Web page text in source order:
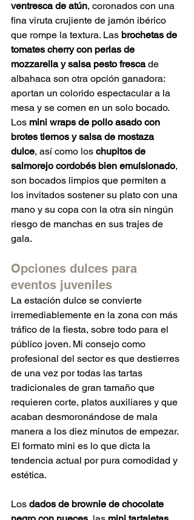
ventresca de atún, coronados con una
fina viruta crujiente de jamón ibérico
que rompe la textura. Las brochetas de
tomates cherry con perlas de
mozzarella y salsa pesto fresca de
albahaca son otra opción ganadora:
aportan un colorido espectacular a la
mesa y se comen en un solo bocado.
Los mini wraps de pollo asado con
brotes tiernos y salsa de mostaza
dulce, así como los chupitos de
salmorejo cordobés bien emulsionado,
son bocados limpios que permiten a
los invitados sostener su plato con una
mano y su copa con la otra sin ningún
riesgo de manchas en sus trajes de
gala.
Opciones dulces para
eventos juveniles
La estación dulce se convierte
irremediablemente en la zona con más
tráfico de la fiesta, sobre todo para el
público joven. Mi consejo como
profesional del sector es que destierres
de una vez por todas las tartas
tradicionales de gran tamaño que
requieren corte, platos auxiliares y que
acaban desmoronándose de mala
manera a los diez minutos de empezar.
El formato mini es lo que dicta la
tendencia actual por pura comodidad y
estética.
Los dados de brownie de chocolate